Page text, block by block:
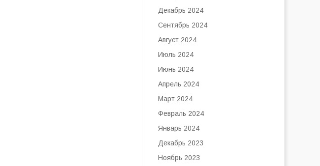
Декабрь 2024
Сентябрь 2024
Август 2024
Июль 2024
Июнь 2024
Апрель 2024
Март 2024
Февраль 2024
Январь 2024
Декабрь 2023
Ноябрь 2023